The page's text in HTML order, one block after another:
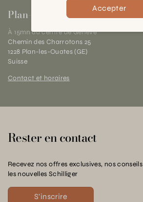
Plan-les-Ouates
À 15mn du centre de Genève
Chemin des Charrotons 25
1228 Plan-les-Ouates (GE)
Suisse
Contact et horaires
Rester en contact
Recevez nos offres exclusives, nos
les nouvelles Schilliger
S'inscrire
Accepter